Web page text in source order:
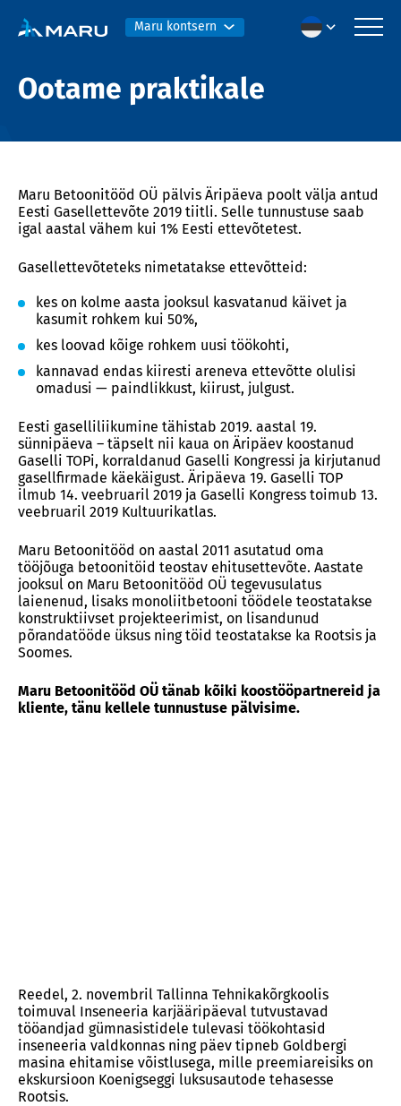
Maru kontsern
Ootame praktikale
Maru Betoonitööd OÜ pälvis Äripäeva poolt välja antud
Eesti Gasellettevõte 2019 tiitli. Selle tunnustuse saab
igal aastal vähem kui 1% Eesti ettevõtetest.
Gasellettevõteteks nimetatakse ettevõtteid:
kes on kolme aasta jooksul kasvatanud käivet ja
kasumit rohkem kui 50%,
kes loovad kõige rohkem uusi töökohti,
kannavad endas kiiresti areneva ettevõtte olulisi
omadusi — paindlikkust, kiirust, julgust.
Eesti gaselliliikumine tähistab 2019. aastal 19.
sünnipäeva – täpselt nii kaua on Äripäev koostanud
Gaselli TOPi, korraldanud Gaselli Kongressi ja kirjutanud
gasellfirmade käekäigust. Äripäeva 19. Gaselli TOP
ilmub 14. veebruaril 2019 ja Gaselli Kongress toimub 13.
veebruaril 2019 Kultuurikatlas.
Maru Betoonitööd on aastal 2011 asutatud oma
tööjõuga betoonitöid teostav ehitusettevõte. Aastate
jooksul on Maru Betoonitööd OÜ tegevusulatus
laienenud, lisaks monoliitbetooni töödele teostatakse
konstruktiivset projekteerimist, on lisandunud
põrandatööde üksus ning töid teostatakse ka Rootsis ja
Soomes.
Maru Betoonitööd OÜ tänab kõiki koostööpartnereid ja
kliente, tänu kellele tunnustuse pälvisime.
Reedel, 2. novembril Tallinna Tehnikakõrgkoolis
toimuval Inseneeria karjääripäeval tutvustavad
tööandjad gümnasistidele tulevasi töökohtasid
inseneeria valdkonnas ning päev tipneb Goldbergi
masina ehitamise võistlusega, mille preemiareisiks on
ekskursioon Koenigseggi luksusautode tehasesse
Rootsis.